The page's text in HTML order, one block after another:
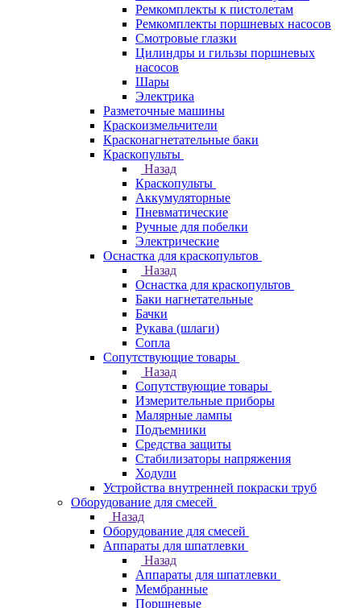
Ремкомплекты к пистолетам
Ремкомплекты поршневых насосов
Смотровые глазки
Цилиндры и гильзы поршневых
насосов
Шары
Электрика
Разметочные машины
Краскоизмельчители
Красконагнетательные баки
Краскопульты
Назад
Краскопульты
Аккумуляторные
Пневматические
Ручные для побелки
Электрические
Оснастка для краскопультов
Назад
Оснастка для краскопультов
Баки нагнетательные
Бачки
Рукава (шлаги)
Сопла
Сопутствующие товары
Назад
Сопутствующие товары
Измерительные приборы
Малярные лампы
Подъемники
Средства защиты
Стабилизаторы напряжения
Ходули
Устройства внутренней покраски труб
Оборудование для смесей
Назад
Оборудование для смесей
Аппараты для шпатлевки
Назад
Аппараты для шпатлевки
Мембранные
Поршневые